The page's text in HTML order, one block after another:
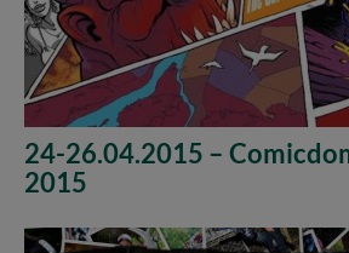
24-26.04.2015 –
2015